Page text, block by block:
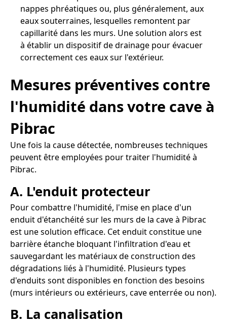
nappes phréatiques ou, plus généralement, aux
eaux souterraines, lesquelles remontent par
capillarité dans les murs. Une solution alors est
à établir un dispositif de drainage pour évacuer
correctement ces eaux sur l'extérieur.
Mesures préventives contre
l'humidité dans votre cave à
Pibrac
Une fois la cause détectée, nombreuses techniques
peuvent être employées pour traiter l'humidité à
Pibrac.
A. L'enduit protecteur
Pour combattre l'humidité, l'mise en place d'un
enduit d'étanchéité sur les murs de la cave à Pibrac
est une solution efficace. Cet enduit constitue une
barrière étanche bloquant l'infiltration d'eau et
sauvegardant les matériaux de construction des
dégradations liés à l'humidité. Plusieurs types
d'enduits sont disponibles en fonction des besoins
(murs intérieurs ou extérieurs, cave enterrée ou non).
B. La canalisation